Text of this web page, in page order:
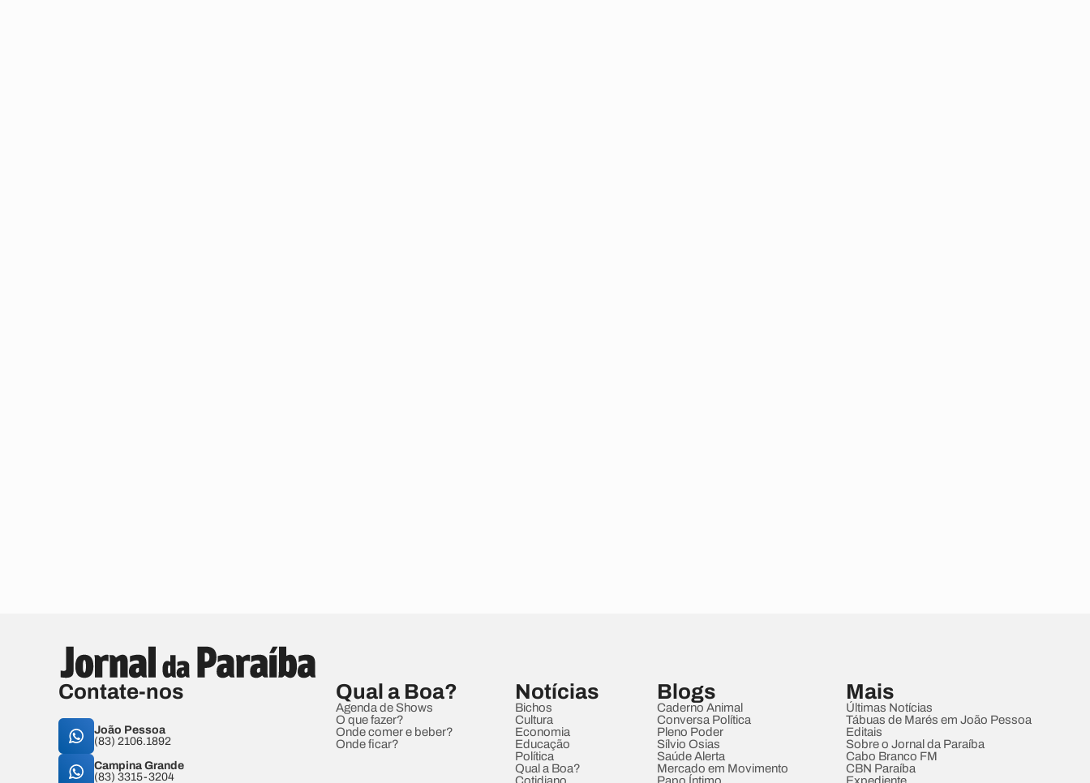
Contate-nos
João Pessoa
(83) 2106.1892
Campina Grande
(83) 3315-3204
Qual a Boa?
Agenda de Shows
O que fazer?
Onde comer e beber?
Onde ficar?
Notícias
Bichos
Cultura
Economia
Educação
Política
Qual a Boa?
Blogs
Caderno Animal
Conversa Política
Pleno Poder
Sílvio Osias
Saúde Alerta
Mercado em Movimento
Mais
Últimas Notícias
Tábuas de Marés em João Pessoa
Editais
Sobre o Jornal da Paraíba
Cabo Branco FM
CBN Paraíba